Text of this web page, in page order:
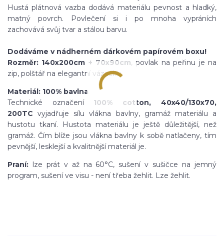
Hustá plátnová vazba dodává materiálu pevnost a hladký,
matný povrch. Povlečení si i po mnoha vypráních
zachovává svůj tvar a stálou barvu.
Dodáváme v nádherném dárkovém papírovém boxu!
Rozměr: 140x200cm + 70x90cm, povlak na peřinu je na
zip, polštář na elegantní vázačku.
Materiál: 100% bavlna
Technické označení 100% cotton, 40x40/130x70,
200TC vyjadřuje sílu vlákna bavlny, gramáž materiálu a
hustotu tkaní. Hustota materiálu je ještě důležitější, než
gramáž. Čím blíže jsou vlákna bavlny k sobě natlačeny, tím
pevnější, lesklejší a kvalitnější materiál je.
Praní: lze prát v až na 60°C, sušení v sušičce na jemný
program, sušení ve visu - není třeba žehlit. Lze žehlit.